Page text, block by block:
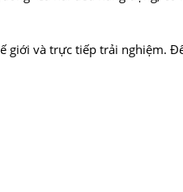
và trực tiếp trải nghiệm.